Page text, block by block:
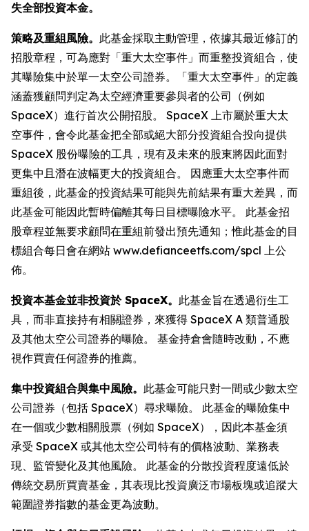
失全部投資本金。
策略及重組風險。 此基金採取主動管理，依據其最近修訂的
招股章程，可為應對「重大太空事件」而重整投資組合，使
其曝險集中於單一太空公司證券。「重大太空事件」的定義
涵蓋獲顧問判定為太空經濟重要參與者的公司（例如
SpaceX）進行首次公開招股。 SpaceX 上市屬於重大太
空事件，會令此基金把全部或絕大部分投資組合投向提供
SpaceX 股份曝險的工具，現有及未來的股東將因此面對
更集中且潛在波幅更大的投資組合。 因應重大太空事件而
重組後，此基金的投資結果可能與先前結果有重大差異，而
此基金可能因此暫時偏離其每日目標曝險水平。 此基金招
股章程並無要求顧問在重組前發出預先通知；惟此基金的目
標組合每日會在網站 www.defianceetfs.com/spcl 上公
佈。
投資本基金並非投資於 SpaceX。 此基金旨在透過衍生工
具，而非直接持有相關證券，來獲得 SpaceX A 類普通股
及其他太空公司證券的曝險。 基金持倉會隨時改動，不應
視作買賣任何證券的推薦。
集中投資組合與集中風險。 此基金可能只對一間或少數太空
公司證券（包括 SpaceX）尋求曝險。 此基金的曝險集中
在一個或少數相關股票（例如 SpaceX），因此本基金須
承受 SpaceX 或其他太空公司特有的價格波動、業務表
現、監管變化及其他風險。 此基金的分散投資程度遠低於
傳統交易所買賣基金，其表現比投資廣泛市場板塊或追蹤大
範圍證券指數的基金更為波動。